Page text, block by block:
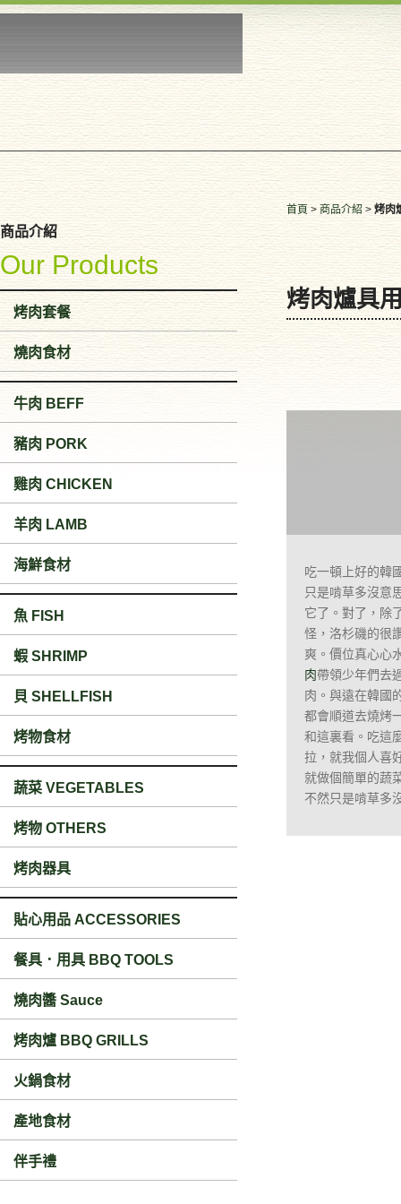
商品介紹
Our Products
烤肉套餐
燒肉食材
牛肉 BEFF
豬肉 PORK
雞肉 CHICKEN
羊肉 LAMB
海鮮食材
魚 FISH
蝦 SHRIMP
貝 SHELLFISH
烤物食材
蔬菜 VEGETABLES
烤物 OTHERS
烤肉器具
貼心用品 ACCESSORIES
餐具．用具 BBQ TOOLS
燒肉醬 Sauce
烤肉爐 BBQ GRILLS
火鍋食材
產地食材
伴手禮
首頁 > 商品介紹 > 烤肉
烤肉爐具
吃一頓上好的韓
只是啃草多沒意
它了。對了，除
怪，洛杉磯的很
爽。價位真心心
肉帶領少年們去
肉。與遠在韓國
都會順道去燒烤
和這裏看。吃這
拉，就我個人喜
就做個簡單的蔬
不然只是啃草多